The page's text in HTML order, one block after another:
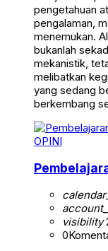
pengetahuan
pengalaman,
menemukan.
bukanlah
mekanistik,
melibatkan
yang sedang
berkembang
OPINI
visibility
0